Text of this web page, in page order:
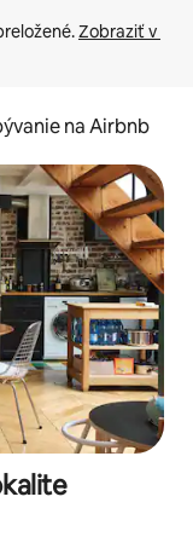
Zobraziť v
na Airbnb